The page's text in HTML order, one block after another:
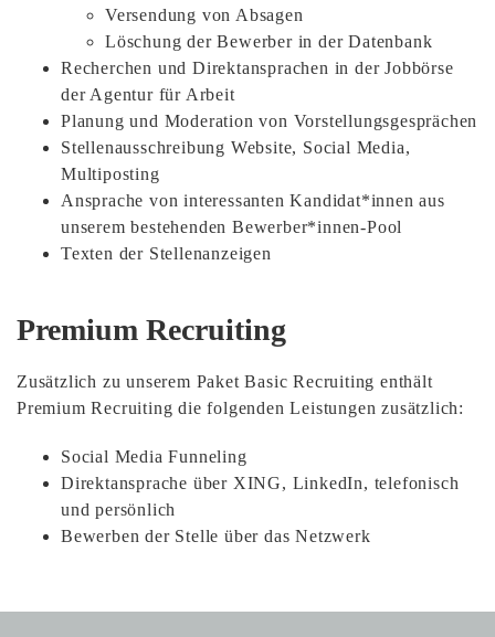
Versendung von Absagen
Löschung der Bewerber in der Datenbank
Recherchen und Direktansprachen in der Jobbörse
der Agentur für Arbeit
Planung und Moderation von Vorstellungsgesprächen
Stellenausschreibung Website, Social Media,
Multiposting
Ansprache von interessanten Kandidat*innen aus
unserem bestehenden Bewerber*innen-Pool
Texten der Stellenanzeigen
Premium Recruiting
Zusätzlich zu unserem Paket Basic Recruiting enthält
Premium Recruiting die folgenden Leistungen zusätzlich:
Social Media Funneling
Direktansprache über XING, LinkedIn, telefonisch
und persönlich
Bewerben der Stelle über das Netzwerk